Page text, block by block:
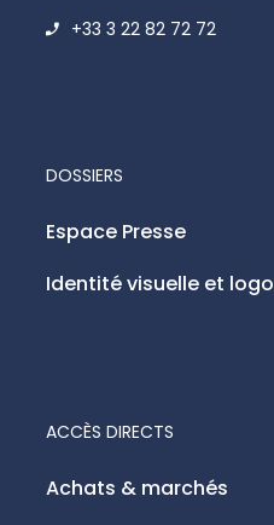
+33 3 22 82 72 72
ACCÈS DIRECTS
Achats & marchés
DOSSIERS
Espace Presse
Identité visuelle et logo